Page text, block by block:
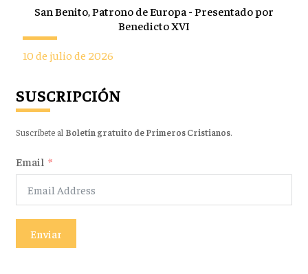
San Benito, Patrono de Europa - Presentado por
Benedicto XVI
10 de julio de 2026
SUSCRIPCIÓN
Suscríbete al Boletín gratuito de Primeros Cristianos.
Email
Enviar